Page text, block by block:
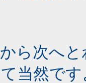
ら次へ
当然で